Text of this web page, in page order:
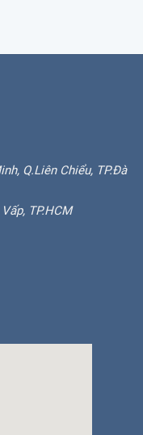
Q.Liên Chiểu, TP.Đà
TP.HCM